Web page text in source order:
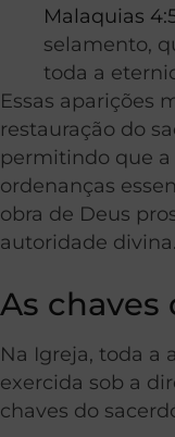
Malaquias
selamento,
toda a
Essas aparições
restauração do
permitindo que a
ordenanças
obra de Deus
autoridade divina.
As chaves
Na Igreja, toda a
exercida sob a
chaves do